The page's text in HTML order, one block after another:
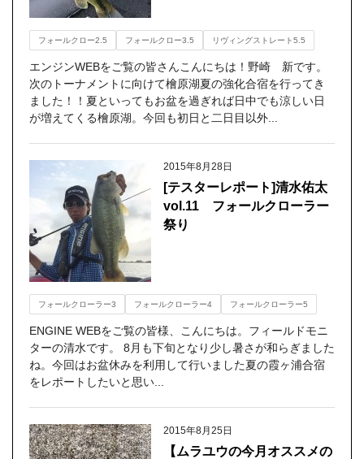
フォールクロー2.5 フォールクロー3.5 リヴィングストレート5.5
エンジンWEBをご覧の皆さんこんにちは！野崎 新です。
次のトーナメントに向けて檜原湖夏の強化合宿を行ってき
ました！！夏といってもお盆を過ぎれば日中でも涼しい日
が増えてくる檜原湖。今回も初日と二日目以外...
2015年8月28日
[テスターレポート]清水佑太
vol.11 フォールクローラー
祭り
フォールクローラー3 フォールクローラー4 フォールクローラー5
ENGINE WEBをご覧の皆様、こんにちは。フィールドモニ
ターの清水です。 8月も下旬となり少し暑さが和らぎました
ね。今回はお盆休みを利用して行いました夏の霞ヶ浦合宿
をレポートしたいと思い...
2015年8月25日
【ムラユウの今月オススメの